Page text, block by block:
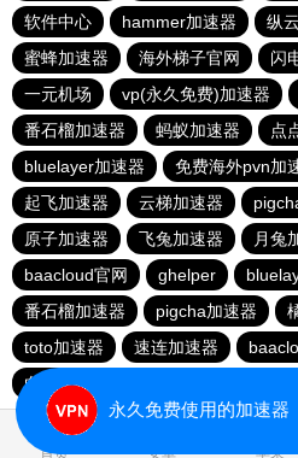
软件中心
hammer加速器 纵
蜜蜂加速器
海外梯子官网 闪
一元机场
vp(永久免费)加速器
番石榴加速器
蚂蚁加速器 点
bluelayer加速器
免费海外pvn加
起飞加速器
云梯加速器
原子加速器
飞兔加速器 月兔
baacloud官网
ghelper
番石榴加速器
pigcha加速器
toto加速器
速连加速器
白鲸加速器
首页 安卓 苹果
永久免费使用的加速器